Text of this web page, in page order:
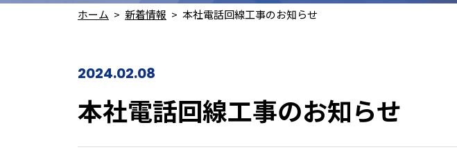
ホーム 新着情報 本社電話回線工事のお知らせ
2024.02.08
本社電話回線工事のお知らせ